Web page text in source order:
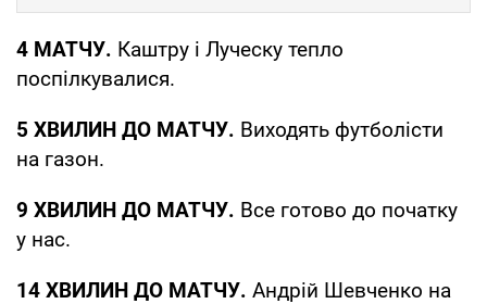
4 МАТЧУ. Каштру і Луческу тепло
поспілкувалися.
5 ХВИЛИН ДО МАТЧУ. Виходять футболісти
на газон.
9 ХВИЛИН ДО МАТЧУ. Все готово до початку
у нас.
14 ХВИЛИН ДО МАТЧУ. Андрій Шевченко на